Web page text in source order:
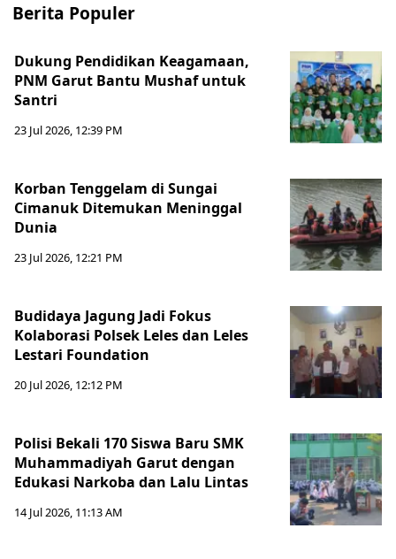
Berita Populer
Dukung Pendidikan Keagamaan,
PNM Garut Bantu Mushaf untuk
Santri
23 Jul 2026, 12:39 PM
Korban Tenggelam di Sungai
Cimanuk Ditemukan Meninggal
Dunia
23 Jul 2026, 12:21 PM
Budidaya Jagung Jadi Fokus
Kolaborasi Polsek Leles dan Leles
Lestari Foundation
20 Jul 2026, 12:12 PM
Polisi Bekali 170 Siswa Baru SMK
Muhammadiyah Garut dengan
Edukasi Narkoba dan Lalu Lintas
14 Jul 2026, 11:13 AM